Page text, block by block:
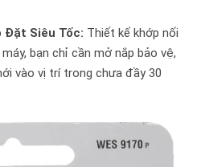
Đặt Siêu Tốc: Thiết kế khớp nối
bạn chỉ cần mở nắp bảo vệ,
vào vị trí trong chưa đầy 30